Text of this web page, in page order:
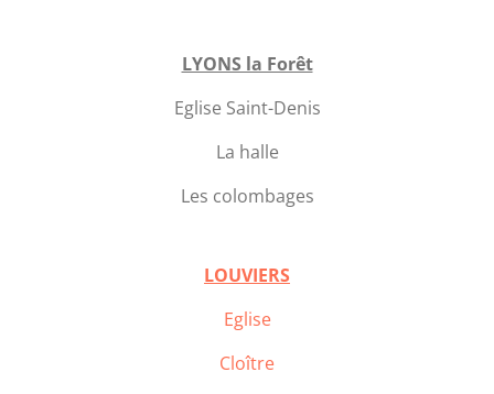
LYONS la Forêt
Eglise Saint-Denis
La halle
Les colombages
LOUVIERS
Eglise
Cloître